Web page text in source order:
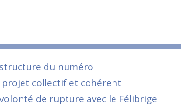
du numéro
projet collectif et cohérent
de rupture avec le Félibrige